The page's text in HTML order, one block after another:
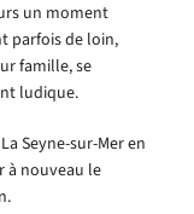
un moment
parfois de loin,
famille, se
ludique.
Seyne-sur-Mer en
à nouveau le